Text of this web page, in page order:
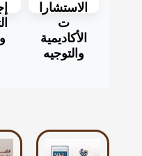
الاستشارا
ت
الأكاديمية
والتوجيه